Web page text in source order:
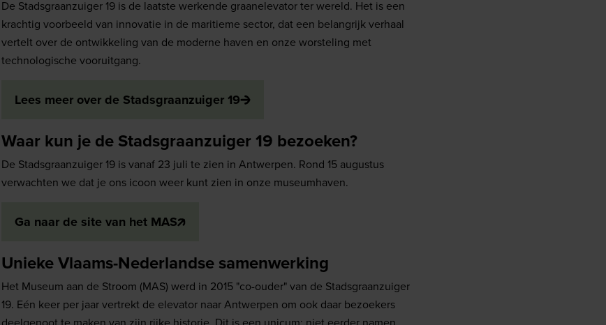
De Stadsgraanzuiger 19 is de laatste werkende graanelevator ter wereld. Het is een
krachtig voorbeeld van innovatie in de maritieme sector, dat een belangrijk verhaal
vertelt over de ontwikkeling van de moderne haven en onze worsteling met
technologische vooruitgang.
Lees meer over de Stadsgraanzuiger 19
Waar kun je de Stadsgraanzuiger 19 bezoeken?
De Stadsgraanzuiger 19 is vanaf 23 juli te zien in Antwerpen. Rond 15 augustus
verwachten we dat je ons icoon weer kunt zien in onze museumhaven.
Ga naar de site van het MAS
Unieke Vlaams-Nederlandse samenwerking
Het Museum aan de Stroom (MAS) werd in 2015 "co-ouder" van de Stadsgraanzuiger
19. Eén keer per jaar vertrekt de elevator naar Antwerpen om ook daar bezoekers